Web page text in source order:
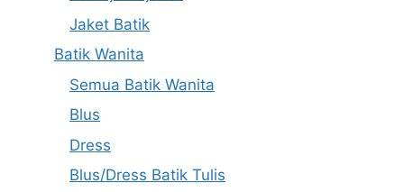
Jaket Batik
Batik Wanita
Semua Batik Wanita
Blus
Dress
Blus/Dress Batik Tulis